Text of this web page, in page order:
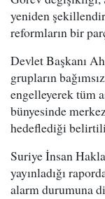
yeniden
reformların bir
Devlet Başkanı
grupların
engelleyerek tüm
bünyesinde
hedeflediği
Suriye İnsan
yayınladığı
alarm durumuna